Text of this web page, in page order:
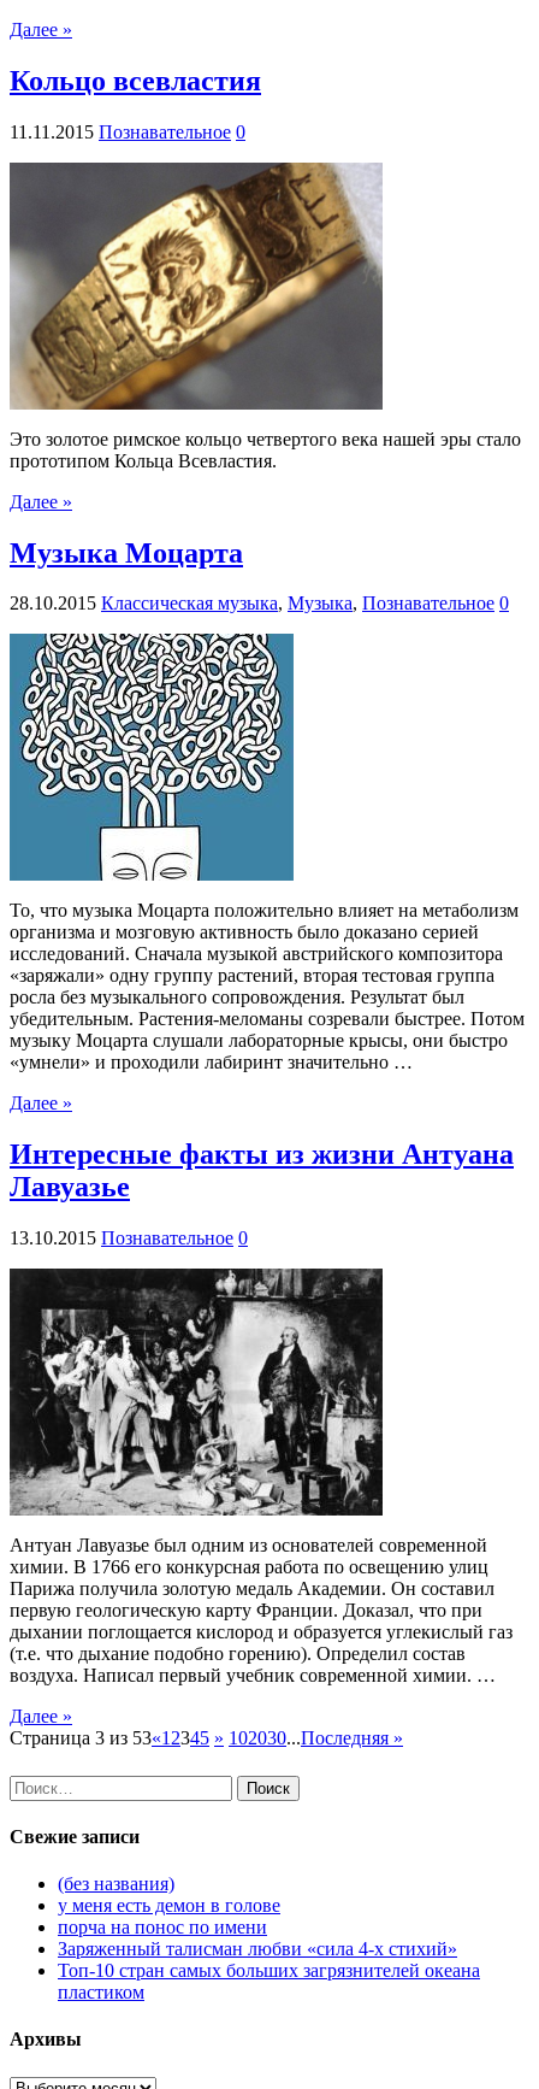
Далее »
Кольцо всевластия
11.11.2015 Познавательное 0
Это золотое римское кольцо четвертого века нашей эры стало
прототипом Кольца Всевластия.
Далее »
Музыка Моцарта
28.10.2015 Классическая музыка, Музыка, Познавательное 0
То, что музыка Моцарта положительно влияет на метаболизм
организма и мозговую активность было доказано серией
исследований. Сначала музыкой австрийского композитора
«заряжали» одну группу растений, вторая тестовая группа
росла без музыкального сопровождения. Результат был
убедительным. Растения-меломаны созревали быстрее. Потом
музыку Моцарта слушали лабораторные крысы, они быстро
«умнели» и проходили лабиринт значительно …
Далее »
Интересные факты из жизни Антуана
Лавуазье
13.10.2015 Познавательное 0
Антуан Лавуазье был одним из основателей современной
химии. В 1766 его конкурсная работа по освещению улиц
Парижа получила золотую медаль Академии. Он составил
первую геологическую карту Франции. Доказал, что при
дыхании поглощается кислород и образуется углекислый газ
(т.е. что дыхание подобно горению). Определил состав
воздуха. Написал первый учебник современной химии. …
Далее »
Страница 3 из 53«1 2345 » 102030...Последняя »
Найти:
Свежие записи
(без названия)
у меня есть демон в голове
порча на понос по имени
Заряженный талисман любви «сила 4-х стихий»
Топ-10 стран самых больших загрязнителей океана
пластиком
Архивы